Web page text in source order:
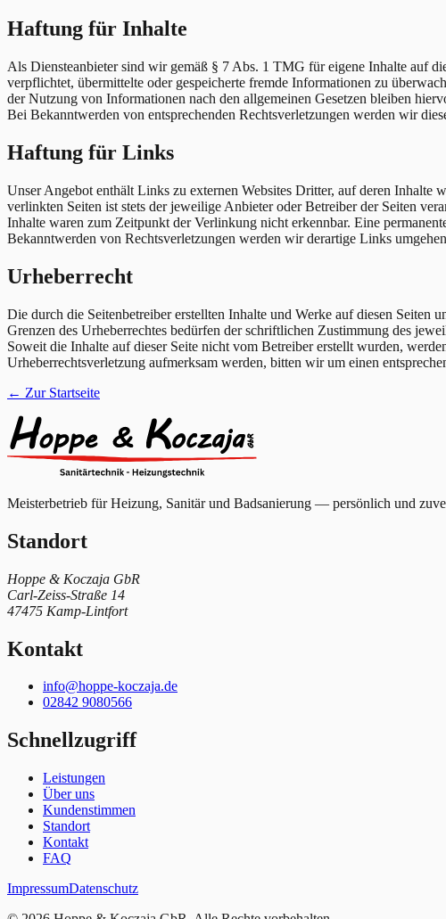
Haftung für Inhalte
Als Diensteanbieter sind wir gemäß § 7 Abs. 1 TMG für eigene Inhalte auf
verpflichtet, übermittelte oder gespeicherte fremde Informationen zu
der Nutzung von Informationen nach den allgemeinen Gesetzen bleiben
Bei Bekanntwerden von entsprechenden Rechtsverletzungen werden wir
Haftung für Links
Unser Angebot enthält Links zu externen Websites Dritter, auf deren
verlinkten Seiten ist stets der jeweilige Anbieter oder Betreiber der Seiten
Inhalte waren zum Zeitpunkt der Verlinkung nicht erkennbar. Eine
Bekanntwerden von Rechtsverletzungen werden wir derartige Links
Urheberrecht
Die durch die Seitenbetreiber erstellten Inhalte und Werke auf diesen
Grenzen des Urheberrechtes bedürfen der schriftlichen Zustimmung des
Soweit die Inhalte auf dieser Seite nicht vom Betreiber erstellt wurden,
Urheberrechtsverletzung aufmerksam werden, bitten wir um einen
← Zur Startseite
Meisterbetrieb für Heizung, Sanitär und Badsanierung — persönlich und
Standort
Hoppe & Koczaja GbR
Carl-Zeiss-Straße 14
47475 Kamp-Lintfort
Kontakt
info@hoppe-koczaja.de
02842 9080566
Schnellzugriff
Leistungen
Über uns
Kundenstimmen
Standort
Kontakt
FAQ
ImpressumDatenschutz